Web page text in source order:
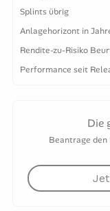
Splints übrig
Anlagehorizont in
Rendite-zu-Risiko
Performance seit
Die
Beantrage